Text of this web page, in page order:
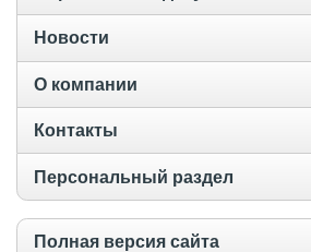
Новости
О компании
Контакты
Персональный раздел
Полная версия сайта